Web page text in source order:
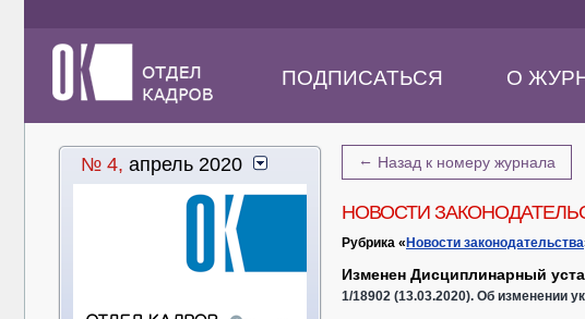
ПОДПИСАТЬСЯ О
№ 4, апрель 2020 ← Назад к номеру журнала
НОВОСТИ
Рубрика « Новости законодательства
Изменен Дисциплинарный
1/18902 (13.03.2020). Об изменении